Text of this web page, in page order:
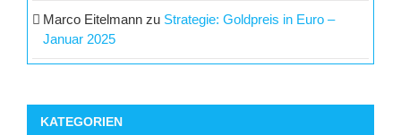
Marco Eitelmann zu Strategie: Goldpreis in Euro –
Januar 2025
KATEGORIEN